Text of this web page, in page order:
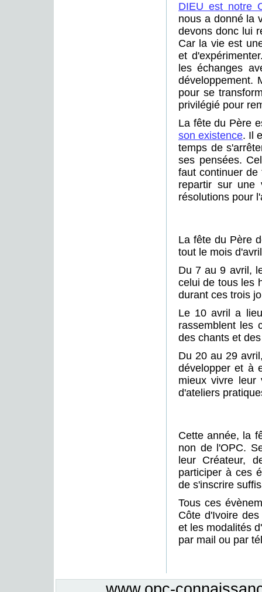
DIEU est notre
nous a donné la
devons donc lui
Car la vie est
et
les échanges
développement.
pour se
privilégié pour
La fête du Père
son existence. Il
temps de
ses pensées.
faut continuer
repartir sur une
résolutions pour
La fête du Père
tout le mois
Du 7 au 9 avril,
celui de tous les
durant ces trois
Le 10 avril a
rassemblent les
des chants et
Du 20 au 29
développer et à
mieux vivre leur
d'ateliers
Cette année, la
non de l'OPC.
leur Créateur,
participer à ces
de s'inscrire
Tous ces
Côte d'Ivoire
et les modalités
par mail ou par